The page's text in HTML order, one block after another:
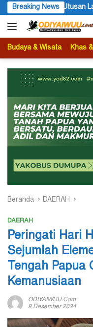
Langsung
ke
konten
Breaking News
SMA Negeri 1 Dogiyai
Budaya & Wisata Khas
Beranda DAERAH
DAERAH
Peringati Hari
Sejumlah
Tengah Papua
Kemanusiaan
ODIYAIWUU.com
9 Desember 2024